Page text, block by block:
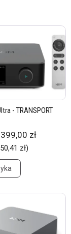
- TRANSPORT
zł
zł)